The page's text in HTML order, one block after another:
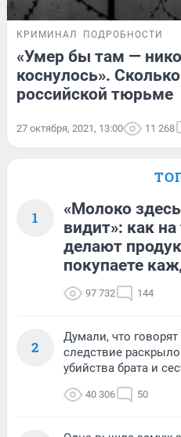
КРИМИНАЛ ПОДРОБНОСТИ
«Умер бы там —
коснулось».
российской тюрьме
27 октября, 2021, 13:00 11 268
1
«Молоко
видит»: как
делают
покупаете
97 732 144
2
Думали, что
следствие
убийства брата и
40 306 50